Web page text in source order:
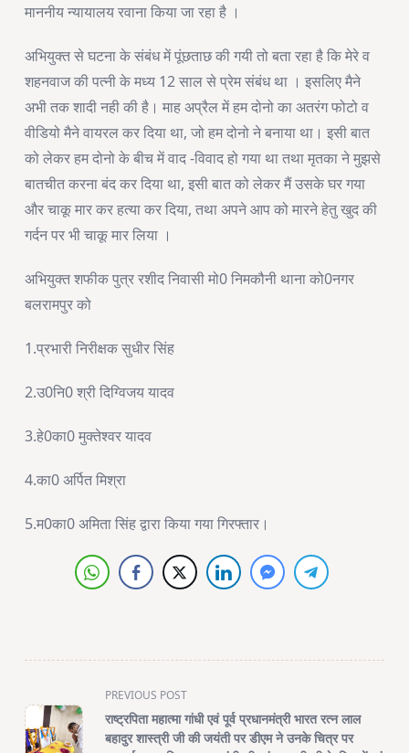
माननीय न्यायालय रवाना किया जा रहा है ।
अभियुक्त से घटना के संबंध में पूंछताछ की गयी तो बता रहा है कि मेरे व
शहनवाज की पत्नी के मध्य 12 साल से प्रेम संबंध था । इसलिए मैने
अभी तक शादी नही की है। माह अप्रैल में हम दोनो का अतरंग फोटो व
वीडियो मैने वायरल कर दिया था, जो हम दोनो ने बनाया था। इसी बात
को लेकर हम दोनो के बीच में वाद -विवाद हो गया था तथा मृतका ने मुझसे
बातचीत करना बंद कर दिया था, इसी बात को लेकर मैं उसके घर गया
और चाकू मार कर हत्या कर दिया, तथा अपने आप को मारने हेतु खुद की
गर्दन पर भी चाकू मार लिया ।
अभियुक्त शफीक पुत्र रशीद निवासी मो0 निमकौनी थाना को0नगर
बलरामपुर को
1.प्रभारी निरीक्षक सुधीर सिंह
2.उ0नि0 श्री दिग्विजय यादव
3.हे0का0 मुक्तेश्वर यादव
4.का0 अर्पित मिश्रा
5.म0का0 अमिता सिंह द्वारा किया गया गिरफ्तार।
class="nav-
subtitle
PREVIOUS POST
राष्ट्रपिता महात्मा गांधी एवं पूर्व प्रधानमंत्री भारत रत्न लाल
बहादुर शास्त्री जी की जयंती पर डीएम ने उनके चित्र पर